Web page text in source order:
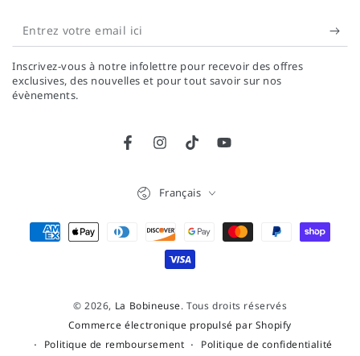
Entrez
votre
email
ici
Inscrivez-vous à notre infolettre pour recevoir des offres
exclusives, des nouvelles et pour tout savoir sur nos
évènements.
FacebookInstagram
TikTokYouTube
© 2026, La Bobineuse. Tous droits réservés
Commerce électronique propulsé par Shopify
Politique de remboursement
Politique de confidentialité
Français
Modes